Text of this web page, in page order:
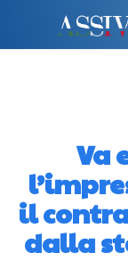
Va
il
dalla